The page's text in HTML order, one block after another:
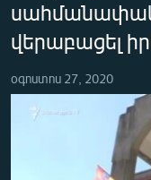
ՀԱՍԱՐԱԿՈՒԹՅՈՒՆ
ՂԱՐԱԲԱՂ
ՊԱՏԵՐԱԶՄԻ 6
ՏԱՐԱԾԱՇՐՋԱՆ
վերաբացել
օգոստոս 27, 2020